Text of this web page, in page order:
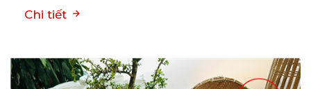
Chi tiết